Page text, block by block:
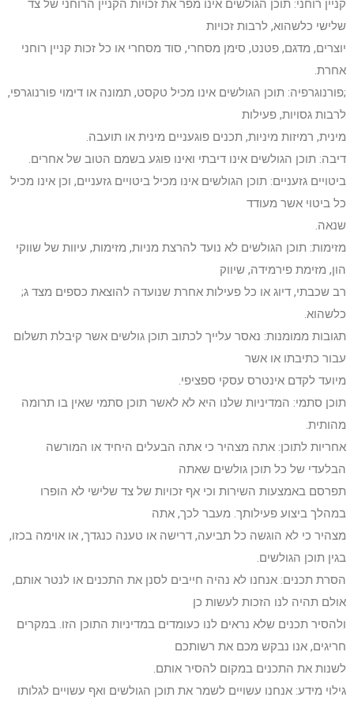
קניין רוחני: תוכן הגולשים אינו מפר את זכויות הקניין הרוחני של צד
שלישי כלשהוא, לרבות זכויות
יוצרים, מדגם, פטנט, סימן מסחרי, סוד מסחרי או כל זכות קניין רוחני
אחרת.
;פורנוגרפיה: תוכן הגולשים אינו מכיל טקסט, תמונה או דימוי פורנוגרפי,
לרבות גסויות, פעילות
מינית, רמיזות מיניות, תכנים פוגעניים מינית או תועבה.
דיבה: תוכן הגולשים אינו דיבתי ואינו פוגע בשמם הטוב של אחרים.
ביטויים גזעניים: תוכן הגולשים אינו מכיל ביטויים גזעניים, וכן אינו מכיל
כל ביטוי אשר מעודד
שנאה.
מזימות: תוכן הגולשים לא נועד להרצת מניות, מזימות, עיוות של שווקי
הון, מזימת פירמידה, שיווק
רב שכבתי, דיוג או כל פעילות אחרת שנועדה להוצאת כספים מצד ג;
כלשהוא.
תגובות ממומנות: נאסר עלייך לכתוב תוכן גולשים אשר קיבלת תשלום
עבור כתיבתו או אשר
מיועד לקדם אינטרס עסקי ספציפי.
תוכן סתמי: המדיניות שלנו היא לא לאשר תוכן סתמי שאין בו תרומה
מהותית.
אחריות לתוכן: אתה מצהיר כי אתה הבעלים היחיד או המורשה
הבלעדי של כל תוכן גולשים שאתה
תפרסם באמצעות השירות וכי אף זכויות של צד שלישי לא הופרו
במהלך ביצוע פעילותך. מעבר לכך, אתה
מצהיר כי לא הוגשה כל תביעה, דרישה או טענה כנגדך, או אוימה בכזו,
בגין תוכן הגולשים.
הסרת תכנים: אנחנו לא נהיה חייבים לסנן את התכנים או לנטר אותם,
אולם תהיה לנו הזכות לעשות כן
ולהסיר תכנים שלא נראים לנו כעומדים במדיניות התוכן הזו. במקרים
חריגים, אנו נבקש מכם את רשותכם
לשנות את התכנים במקום להסיר אותם.
גילוי מידע: אנחנו עשויים לשמר את תוכן הגולשים ואף עשויים לגלותו